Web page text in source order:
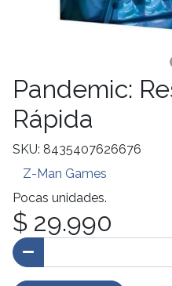
Pandemic:
Rápida
SKU: 8435407626676
Z-Man Games
Pocas unidades.
$ 29.990